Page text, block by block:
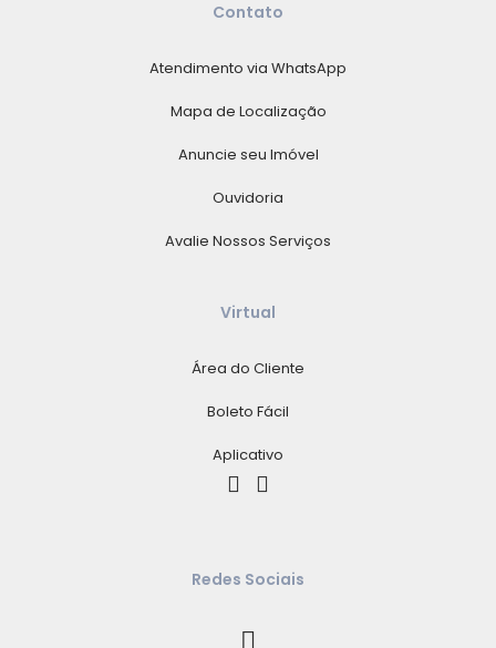
Contato
Atendimento via WhatsApp
Mapa de Localização
Anuncie seu Imóvel
Ouvidoria
Avalie Nossos Serviços
Virtual
Área do Cliente
Boleto Fácil
Aplicativo
Redes Sociais